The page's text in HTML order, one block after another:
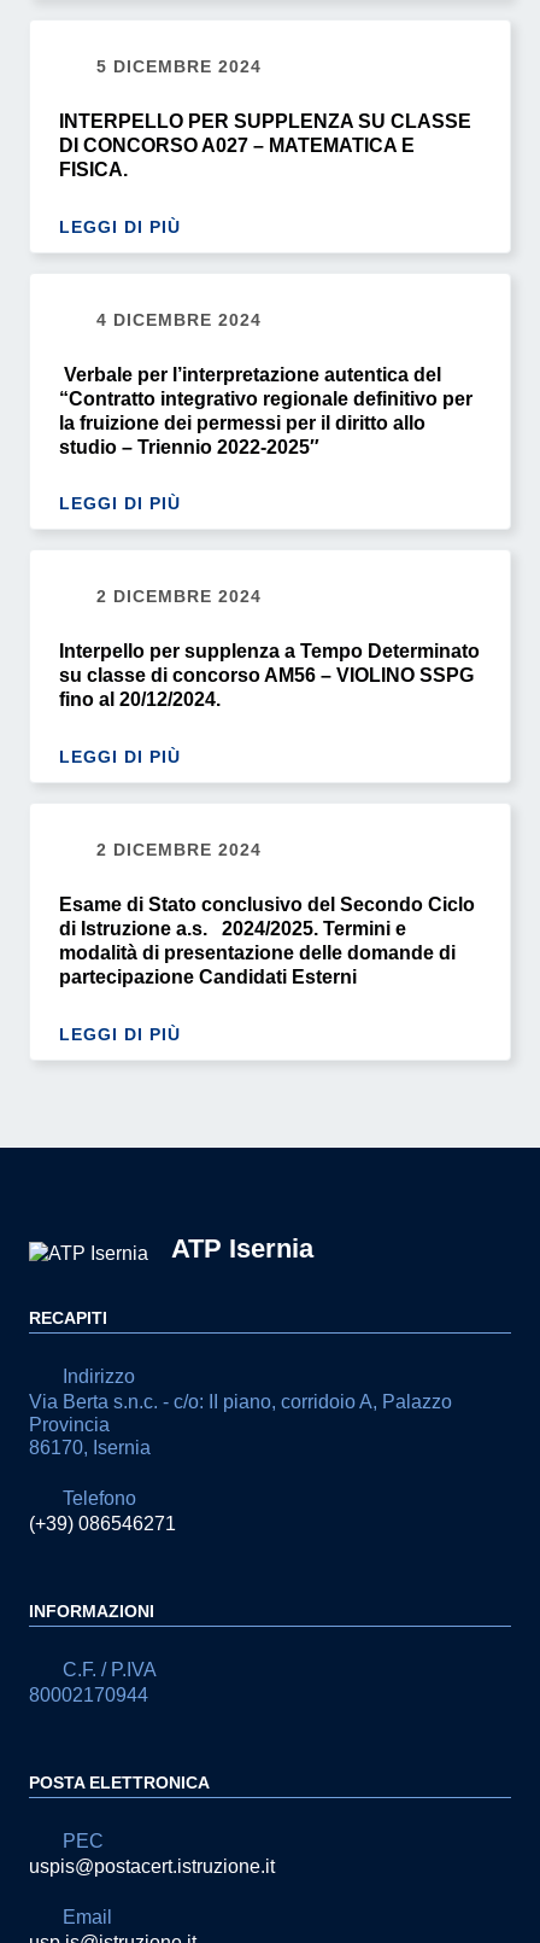
5 DICEMBRE 2024
INTERPELLO PER SUPPLENZA SU CLASSE
DI CONCORSO A027 – MATEMATICA E
FISICA.
LEGGI DI PIÙ
4 DICEMBRE 2024
Verbale per l’interpretazione autentica del
“Contratto integrativo regionale definitivo per
la fruizione dei permessi per il diritto allo
studio – Triennio 2022-2025″
LEGGI DI PIÙ
2 DICEMBRE 2024
Interpello per supplenza a Tempo Determinato
su classe di concorso AM56 – VIOLINO SSPG
fino al 20/12/2024.
LEGGI DI PIÙ
2 DICEMBRE 2024
Esame di Stato conclusivo del Secondo Ciclo
di Istruzione a.s. 2024/2025. Termini e
modalità di presentazione delle domande di
partecipazione Candidati Esterni
LEGGI DI PIÙ
ATP Isernia
RECAPITI
Indirizzo
Via Berta s.n.c. - c/o: II piano, corridoio A, Palazzo
Provincia
86170, Isernia
Telefono
(+39) 086546271
INFORMAZIONI
C.F. / P.IVA
80002170944
POSTA ELETTRONICA
PEC
uspis@postacert.istruzione.it
Email